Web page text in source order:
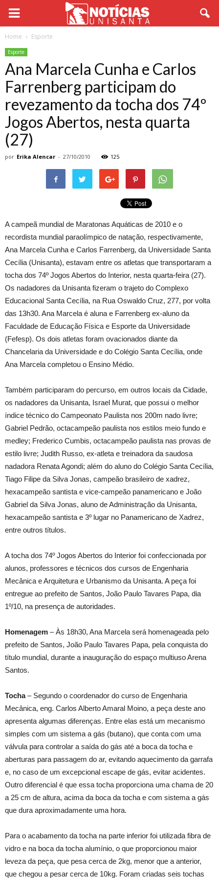
Home Esporte
Esporte
Ana Marcela Cunha e Carlos
Farrenberg participam do
revezamento da tocha dos 74º
Jogos Abertos, nesta quarta
(27)
por Erika Alencar - 27/10/2010 125
A campeã mundial de Maratonas Aquáticas de 2010 e o
recordista mundial paraolímpico de natação, respectivamente,
Ana Marcela Cunha e Carlos Farrenberg, da Universidade Santa
Cecília (Unisanta), estavam entre os atletas que transportaram a
tocha dos 74º Jogos Abertos do Interior, nesta quarta-feira (27).
Os nadadores da Unisanta fizeram o trajeto do Complexo
Educacional Santa Cecília, na Rua Oswaldo Cruz, 277, por volta
das 13h30. Ana Marcela é aluna e Farrenberg ex-aluno da
Faculdade de Educação Física e Esporte da Universidade
(Fefesp). Os dois atletas foram ovacionados diante da
Chancelaria da Universidade e do Colégio Santa Cecília, onde
Ana Marcela completou o Ensino Médio.
Também participaram do percurso, em outros locais da Cidade,
os nadadores da Unisanta, Israel Murat, que possui o melhor
índice técnico do Campeonato Paulista nos 200m nado livre;
Gabriel Pedrão, octacampeão paulista nos estilos meio fundo e
medley; Frederico Cumbis, octacampeão paulista nas provas de
estilo livre; Judith Russo, ex-atleta e treinadora da saudosa
nadadora Renata Agondi; além do aluno do Colégio Santa Cecília,
Tiago Filipe da Silva Jonas, campeão brasileiro de xadrez,
hexacampeão santista e vice-campeão panamericano e João
Gabriel da Silva Jonas, aluno de Administração da Unisanta,
hexacampeão santista e 3º lugar no Panamericano de Xadrez,
entre outros títulos.
A tocha dos 74º Jogos Abertos do Interior foi confeccionada por
alunos, professores e técnicos dos cursos de Engenharia
Mecânica e Arquitetura e Urbanismo da Unisanta. A peça foi
entregue ao prefeito de Santos, João Paulo Tavares Papa, dia
1º/10, na presença de autoridades.
Homenagem – Às 18h30, Ana Marcela será homenageada pelo
prefeito de Santos, João Paulo Tavares Papa, pela conquista do
título mundial, durante a inauguração do espaço multiuso Arena
Santos.
Tocha– Segundo o coordenador do curso de Engenharia
Mecânica, eng. Carlos Alberto Amaral Moino, a peça deste ano
apresenta algumas diferenças. Entre elas está um mecanismo
simples com um sistema a gás (butano), que conta com uma
válvula para controlar a saída do gás até a boca da tocha e
aberturas para passagem do ar, evitando aquecimento da garrafa
e, no caso de um excepcional escape de gás, evitar acidentes.
Outro diferencial é que essa tocha proporciona uma chama de 20
a 25 cm de altura, acima da boca da tocha e com sistema a gás
que dura aproximadamente uma hora.
Para o acabamento da tocha na parte inferior foi utilizada fibra de
vidro e na boca da tocha alumínio, o que proporcionou maior
leveza da peça, que pesa cerca de 2kg, menor que a anterior,
que chegou a pesar cerca de 10kg. Foram criadas seis tochas